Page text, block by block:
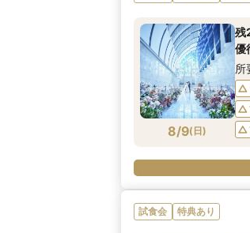
8/9( 日)
残
優
所
試食会 特典あり